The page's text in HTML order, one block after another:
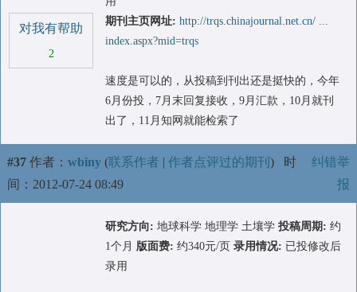
对我有帮助
2
期刊主页网址: http://trqs.chinajournal.net.cn/ ...
index.aspx?mid=trqs
速度是可以的，从投稿到刊出还是挺快的，今年
6月份投，7月末回复接收，9月汇款，10月就刊
出了，11月知网就能检索了
#37 作者： wbiny (联系作者 | 作者点评过的期刊 ) 时
间：2012-07-24 08:49
纠错举
报
研究方向: 地球科学 地理学 土壤学 投稿周期: 约
1个月 版面费: 约340元/页 录用情况: 已投修改后
录用